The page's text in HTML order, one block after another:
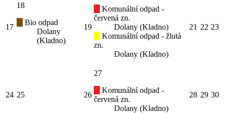
17
18
Bio odpad
Dolany
(Kladno)
19
Komunální odpad -
červená zn.
Dolany (Kladno)
Komunální odpad - žlutá
zn.
Dolany (Kladno)
21 22 23
24 25 26
27
Komunální odpad -
červená zn.
Dolany (Kladno)
28 29 30